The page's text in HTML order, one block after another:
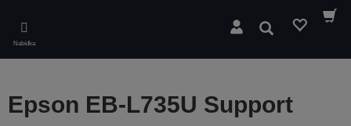
main
content
Nabídka
Hledat
Epson EB-L735U Support